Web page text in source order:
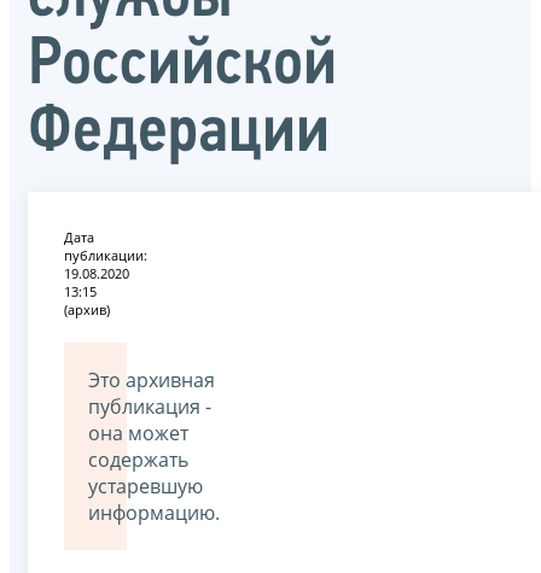
Российской
Федерации
Дата
публикации:
19.08.2020
13:15
(архив)
Это архивная
публикация -
она может
содержать
устаревшую
информацию.